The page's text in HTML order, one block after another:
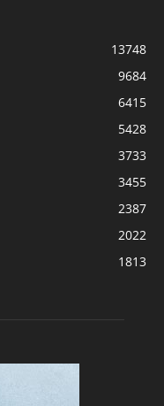
13748
9684
6415
5428
3733
3455
2387
2022
1813